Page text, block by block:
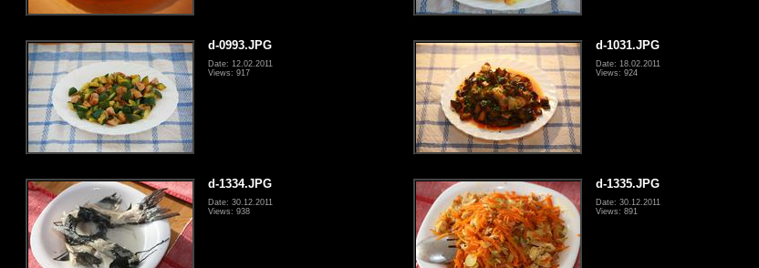
d-0993.JPG
Date: 12.02.2011
Views: 917
d-1031.JPG
Date: 18.02.2011
Views: 924
d-1334.JPG
Date: 30.12.2011
Views: 938
d-1335.JPG
Date: 30.12.2011
Views: 891